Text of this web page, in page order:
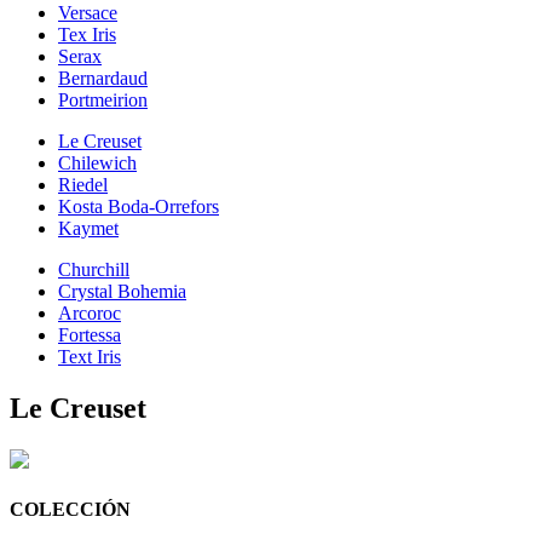
Versace
Tex Iris
Serax
Bernardaud
Portmeirion
Le Creuset
Chilewich
Riedel
Kosta Boda-Orrefors
Kaymet
Churchill
Crystal Bohemia
Arcoroc
Fortessa
Text Iris
Le Creuset
COLECCIÓN